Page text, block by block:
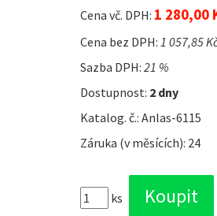
Cena vč. DPH: 1 280,00
Cena bez DPH: 1 057,85
Sazba DPH: 21 %
Dostupnost: 2 dny
Katalog. č.: Anlas-6115
Záruka (v měsících): 24
ks